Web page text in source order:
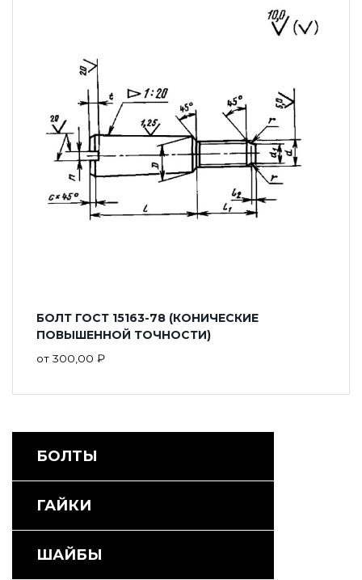
БОЛТ ГОСТ 15163-78 (КОНИЧЕСКИЕ
ПОВЫШЕННОЙ ТОЧНОСТИ)
от 300,00 ₽
БОЛТЫ
ГАЙКИ
ШАЙБЫ